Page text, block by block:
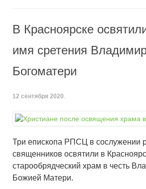
В Красноярске
имя сретения
Богоматери
12 сентября 2020
Три епископа РПСЦ в сослужении
священников освятили в
старообрядческий храм в честь
Божией Матери.